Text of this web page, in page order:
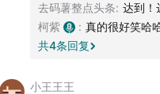
丨Song List丨
去码薯整点头条: 达到！
柯紫
: 真的很好笑哈
共4条回复
小王王王